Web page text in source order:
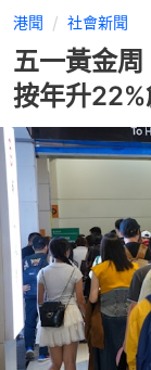
港聞 社會新聞
五一黃金
按年升